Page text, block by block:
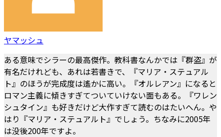
ヤマッシュ
ある意味でシラーの最高傑作。教科書なんかでは『群盗』が
有名だけれども、あれは若書きで、『マリア・ステュアル
ト』のほうが完成度は遙かに高い。『オルレアン』になると
ロマン主義に傾きすぎてついていけない面もある。『ワレン
シュタイン』も好きだけど大作すぎて読むのはたいへん。や
はり『マリア・ステュアルト』でしょう。ちなみに2005年
は没後200年ですよ。